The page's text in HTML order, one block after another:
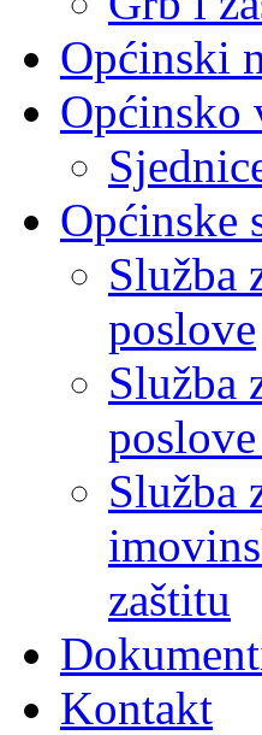
Općinski
Općinsko
Općinske
Služba
poslove
Služba
Služba
zaštitu
Kontakt